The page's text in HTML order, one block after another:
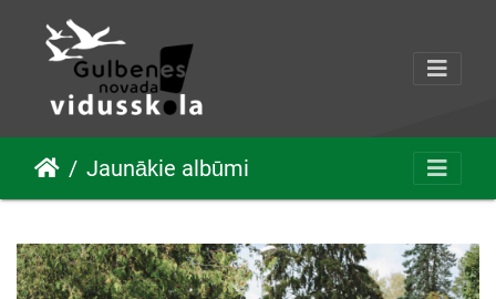
Jaunākie albūmi